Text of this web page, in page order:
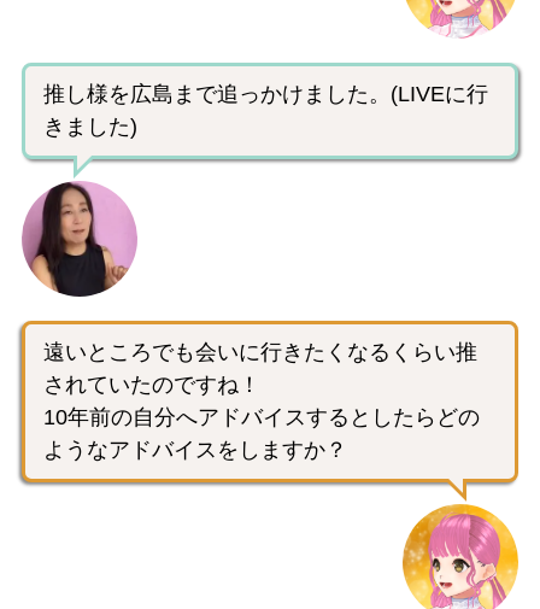
推し様を広島まで追っかけました。(LIVEに行
きました)
遠いところでも会いに行きたくなるくらい推
されていたのですね！
10年前の自分へアドバイスするとしたらどの
ようなアドバイスをしますか？